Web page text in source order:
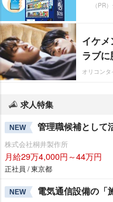
（PR
イケ
ラブ
オリコン
求人特集
NEW 管理職候補として
株式会社桐井製作所
月給29万4,000円～44万円
正社員 / 東京都
NEW 電気通信設備の「